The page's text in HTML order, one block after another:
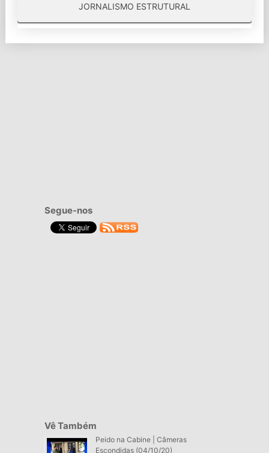
JORNALISMO ESTRUTURAL
Segue-nos
Vê Também
Peido na Cabine | Câmeras
Escondidas (04/10/20)